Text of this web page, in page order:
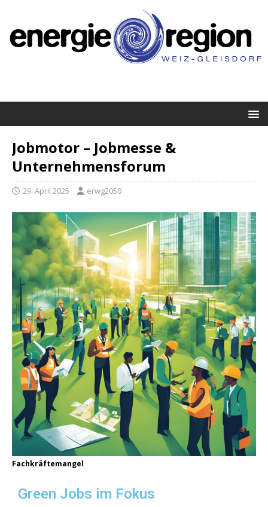
Jobmotor – Jobmesse &
Unternehmensforum
29. April 2025 erwg2050
Fachkräftemangel
Green Jobs im Fokus